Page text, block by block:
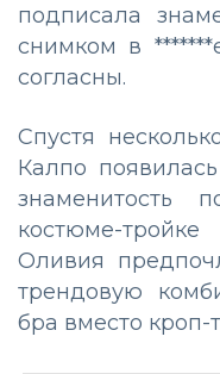
подписала
снимком в
согласны.
Спустя
Калпо
знаменитость
костюме-
Оливия
трендовую
бра вместо кроп-